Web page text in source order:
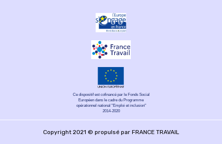
Ce dispositif est cofinancé par le Fonds Social
Européen dans le cadre du Programme
opérationnel national "Emploi et inclusion"
2014-2020
Copyright 2021 © propulsé par FRANCE TRAVAIL